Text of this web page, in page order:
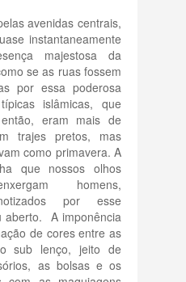
avenidas centrais,
instantaneamente
majestosa da
se as ruas fossem
por essa poderosa
islâmicas, que
eram mais de
trajes pretos, mas
como primavera. A
que nossos olhos
homens,
por esse
aberto. A imponência
de cores entre as
sub lenço, jeito de
as bolsas e os